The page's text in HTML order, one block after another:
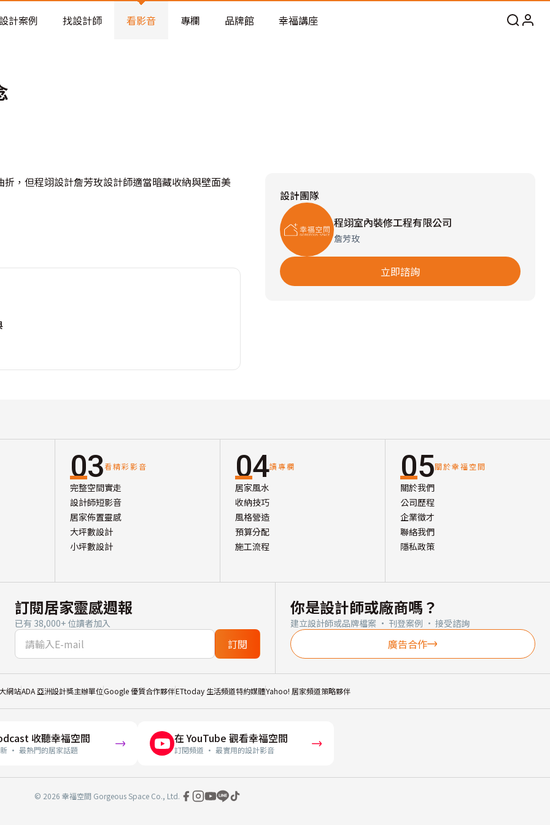
老屋預算分配與高 CP 值煥新術
計案例 找設計師 看影音 專欄 品牌館 幸福講座
，但程翊設計詹芳玫設計師適當暗藏收納與壁面美
設計團隊
程翊室內裝修工程有限公司
詹芳玫
立即諮詢
03看精彩影音
完整空間實走
設計師短影音
居家佈置靈感
大坪數設計
小坪數設計
04讀專欄
居家風水
收納技巧
風格營造
預算分配
施工流程
05關於幸福空間
關於我們
公司歷程
企業徵才
聯絡我們
隱私政策
訂閱居家靈感週報
已有 38,000+ 位讀者加入
訂閱
你是設計師或廠商嗎？
建立設計師或品牌檔案 · 刊登案例 · 接受諮詢
廣告合作
網站ADA 亞洲設計獎主辦單位Google 優質合作夥伴ETtoday 生活頻道特約媒體Yahoo! 居家頻道策略夥伴
收聽幸福空間
· 最熱門的居家話題
在 YouTube 觀看幸福空間
訂閱頻道 · 最實用的設計影音
© 2026 幸福空間 Gorgeous Space Co., Ltd.